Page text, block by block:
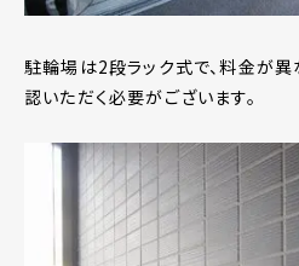
駐輪場は2段ラック式で、料金が
認いただく必要がございます。